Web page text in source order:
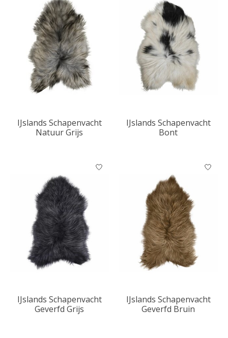
IJslands Schapenvacht
Natuur Grijs
IJslands Schapenvacht
Bont
IJslands Schapenvacht
Geverfd Grijs
IJslands Schapenvacht
Geverfd Bruin